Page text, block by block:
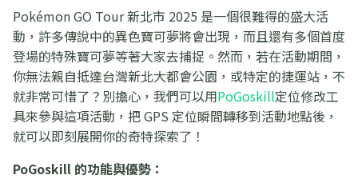
Pokémon GO Tour 新北市 2025 是一個很難得的盛大活
動，許多傳說中的異色寶可夢將會出現，而且還有多個首度
登場的特殊寶可夢等著大家去捕捉。然而，若在活動期間，
你無法親自抵達台灣新北大都會公園，或特定的捷運站，不
就非常可惜了？別擔心，我們可以用PoGoskill定位修改工
具來參與這項活動，把 GPS 定位瞬間轉移到活動地點後，
就可以即刻展開你的奇特探索了！
PoGoskill 的功能與優勢：